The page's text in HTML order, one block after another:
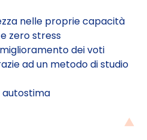
nelle proprie capacità
zero stress
dei voti
ad un metodo di studio
autostima